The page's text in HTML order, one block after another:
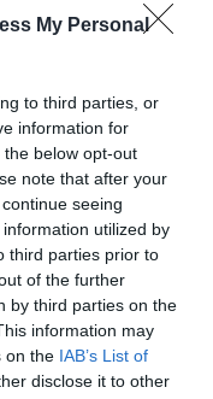
My Personal
to third parties, or
information for
below opt-out
note that after your
seeing
utilized by
third parties prior to
of the further
by third parties on the
information may
on the IAB’s List of
disclose it to other
–
registerat i
–